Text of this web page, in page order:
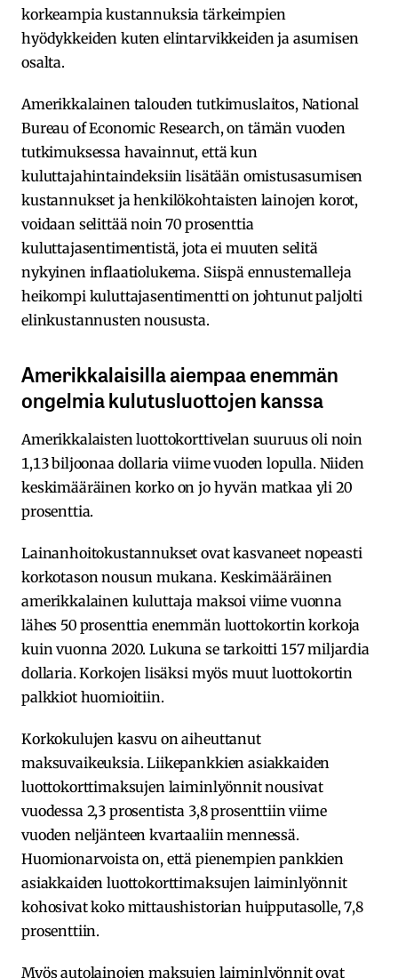
korkeampia kustannuksia tärkeimpien
hyödykkeiden kuten elintarvikkeiden ja asumisen
osalta.
Amerikkalainen talouden tutkimuslaitos, National
Bureau of Economic Research, on tämän vuoden
tutkimuksessa havainnut, että kun
kuluttajahintaindeksiin lisätään omistusasumisen
kustannukset ja henkilökohtaisten lainojen korot,
voidaan selittää noin 70 prosenttia
kuluttajasentimentistä, jota ei muuten selitä
nykyinen inflaatiolukema. Siispä ennustemalleja
heikompi kuluttajasentimentti on johtunut paljolti
elinkustannusten noususta.
Amerikkalaisilla aiempaa enemmän
ongelmia kulutusluottojen kanssa
Amerikkalaisten luottokorttivelan suuruus oli noin
1,13 biljoonaa dollaria viime vuoden lopulla. Niiden
keskimääräinen korko on jo hyvän matkaa yli 20
prosenttia.
Lainanhoitokustannukset ovat kasvaneet nopeasti
korkotason nousun mukana. Keskimääräinen
amerikkalainen kuluttaja maksoi viime vuonna
lähes 50 prosenttia enemmän luottokortin korkoja
kuin vuonna 2020. Lukuna se tarkoitti 157 miljardia
dollaria. Korkojen lisäksi myös muut luottokortin
palkkiot huomioitiin.
Korkokulujen kasvu on aiheuttanut
maksuvaikeuksia. Liikepankkien asiakkaiden
luottokorttimaksujen laiminlyönnit nousivat
vuodessa 2,3 prosentista 3,8 prosenttiin viime
vuoden neljänteen kvartaaliin mennessä.
Huomionarvoista on, että pienempien pankkien
asiakkaiden luottokorttimaksujen laiminlyönnit
kohosivat koko mittaushistorian huipputasolle, 7,8
prosenttiin.
Myös autolainojen maksujen laiminlyönnit ovat